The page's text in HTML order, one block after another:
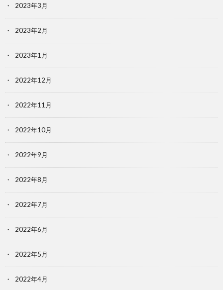
2023年3月
2023年2月
2023年1月
2022年12月
2022年11月
2022年10月
2022年9月
2022年8月
2022年7月
2022年6月
2022年5月
2022年4月